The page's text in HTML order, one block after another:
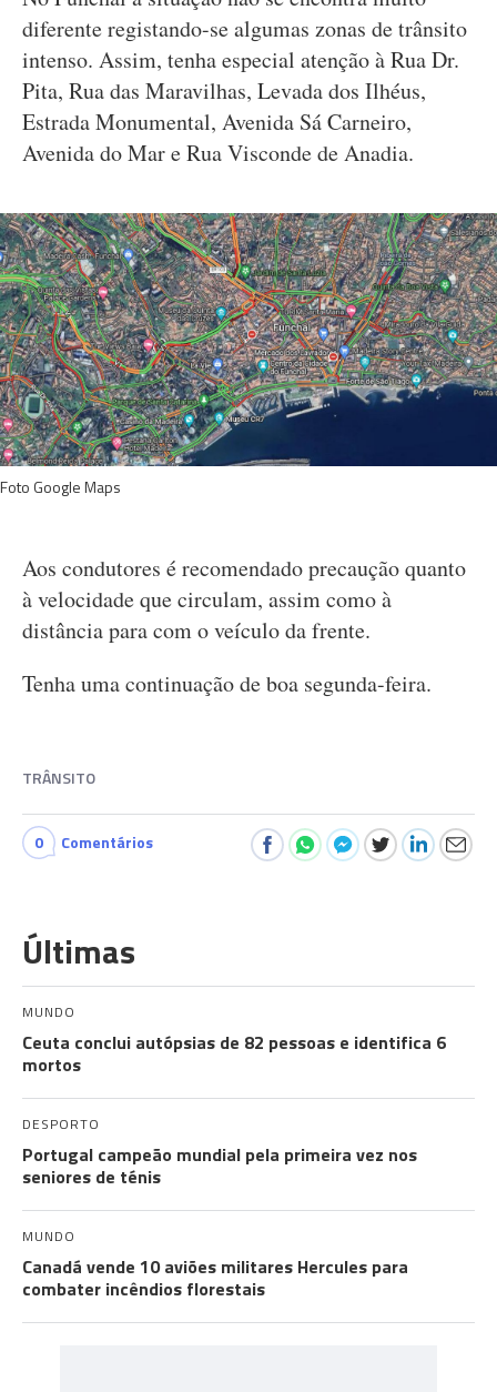
diferente registando-se algumas zonas de trânsito
intenso. Assim, tenha especial atenção à Rua Dr.
Pita, Rua das Maravilhas, Levada dos Ilhéus,
Estrada Monumental, Avenida Sá Carneiro,
Avenida do Mar e Rua Visconde de Anadia.
Foto Google Maps
Aos condutores é recomendado precaução quanto
à velocidade que circulam, assim como à
distância para com o veículo da frente.
Tenha uma continuação de boa segunda-feira.
TRÂNSITO
0 Comentários
Últimas
MUNDO
Ceuta conclui autópsias de 82 pessoas e identifica 6
mortos
DESPORTO
Portugal campeão mundial pela primeira vez nos
seniores de ténis
MUNDO
Canadá vende 10 aviões militares Hercules para
combater incêndios florestais